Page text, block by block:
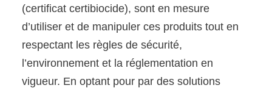
(certificat certibiocide), sont en mesure
d’utiliser et de manipuler ces produits tout en
respectant les règles de sécurité,
l’environnement et la réglementation en
vigueur. En optant pour par des solutions